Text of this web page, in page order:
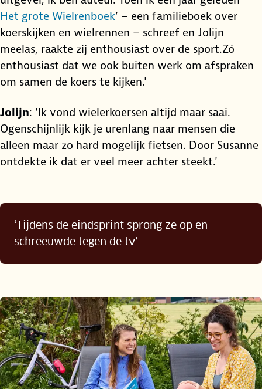
Het grote Wielrenboek’ – een familieboek over
koerskijken en wielrennen – schreef en Jolijn
meelas, raakte zij enthousiast over de sport.Zó
enthousiast dat we ook buiten werk om afspraken
om samen de koers te kijken.'
Jolijn: 'Ik vond wielerkoersen altijd maar saai.
Ogenschijnlijk kijk je urenlang naar mensen die
alleen maar zo hard mogelijk fietsen. Door Susanne
ontdekte ik dat er veel meer achter steekt.'
‘Tijdens de eindsprint sprong ze op en
schreeuwde tegen de tv’